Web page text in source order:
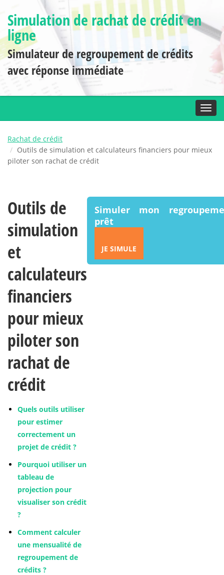
Simulation de rachat de crédit en
ligne
Simulateur de regroupement de crédits
avec réponse immédiate
Rachat de crédit
Outils de simulation et calculateurs financiers pour mieux
piloter son rachat de crédit
Outils de
simulation
et
calculateurs
financiers
pour mieux
piloter son
rachat de
crédit
Quels outils utiliser
pour estimer
correctement un
projet de crédit ?
Pourquoi utiliser un
tableau de
projection pour
visualiser son crédit
?
Comment calculer
une mensualité de
regroupement de
crédits ?
Simuler mon
prêt
JE SIMULE